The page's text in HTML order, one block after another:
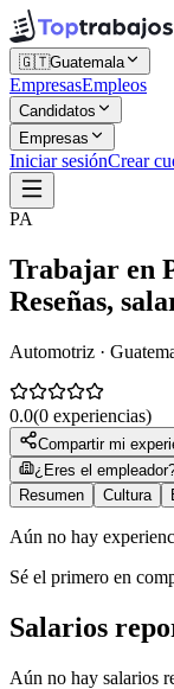
🇬🇹Guatemala
EmpresasEmpleos
Candidatos
Empresas
Iniciar sesiónCrear
PA
Trabajar en
Reseñas,
Automotriz ·
0.0(0 experiencias)
Compartir mi
¿Eres el
Resumen
Cultura
Aún no hay
Sé el primero en
Salarios
Aún no hay salarios